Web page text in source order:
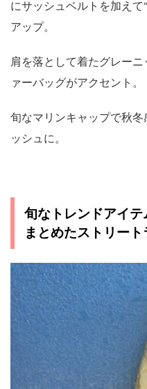
にサッシュベルトを加え
アップ。
肩を落として着たグレー
ァーバッグがアクセント。
旬なマリンキャップで秋
ッシュに。
旬なトレンドアイ
まとめたストリー